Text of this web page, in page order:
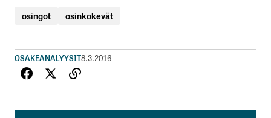
osingot osinkokevät
OSAKEANALYYSIT8.3.2016